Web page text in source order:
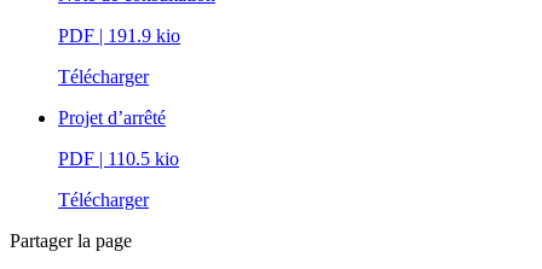
PDF | 191.9 kio
Télécharger
Projet d’arrêté
PDF | 110.5 kio
Télécharger
Partager la page